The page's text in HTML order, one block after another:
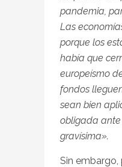
pandemia,
Las
porque los
había que
europeísmo
fondos
sean bien
obligada
gravísima».
Sin embargo,